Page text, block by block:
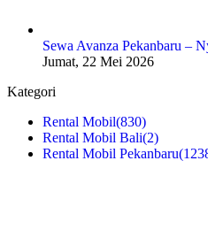
Sewa Avanza Pekanbaru –
Jumat, 22 Mei 2026
Kategori
Rental Mobil(830)
Rental Mobil Bali(2)
Rental Mobil Pekanbaru